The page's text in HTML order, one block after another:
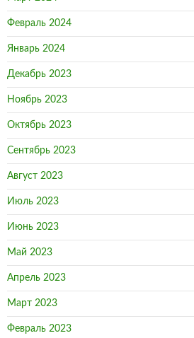
Ноябрь 2023
Октябрь 2023
Сентябрь 2023
Август 2023
Июль 2023
Июнь 2023
Май 2023
Апрель 2023
Март 2023
Февраль 2023
Январь 2023
Декабрь 2022
Ноябрь 2022